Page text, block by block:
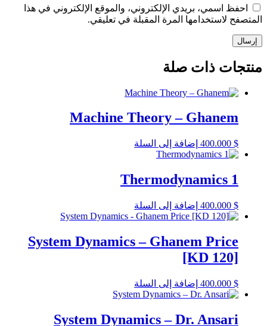
احفظ اسمي، بريدي الإلكتروني، والموقع الإلكتروني في هذا
المتصفح لاستخدامها المرة المقبلة في تعليقي.
منتجات ذات صلة
Machine Theory – Ghanem
400.000 $ إضافة إلى السلة
Thermodynamics 1
400.000 $ إضافة إلى السلة
System Dynamics – Ghanem Price
[KD 120]
400.000 $ إضافة إلى السلة
System Dynamics – Dr. Ansari